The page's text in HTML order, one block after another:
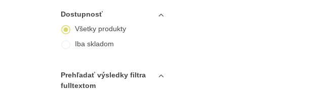
Dostupnosť
Všetky produkty
Iba skladom
Prehľadať výsledky filtra
fulltextom